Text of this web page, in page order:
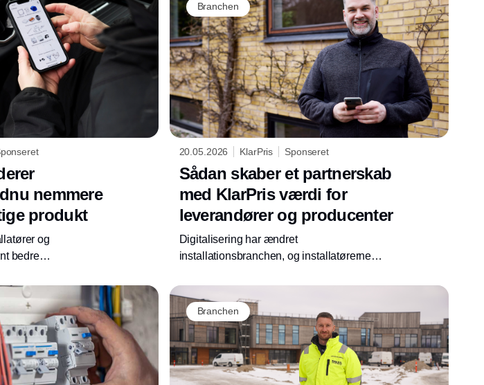
nemmere
produkt
og
bedre
Branchen
20.05.2026 KlarPris Sponseret
Sådan skaber et partnerskab
med KlarPris værdi for
leverandører og producenter
Digitalisering har ændret
installationsbranchen, og installatørerne
til produkter, priser og dokumentation. Det har
gjort KlarPris til en central del af denne
hverdag – og dermed en strategisk platform
for de leverandører, producenter og grossister,
der er med.
Branchen